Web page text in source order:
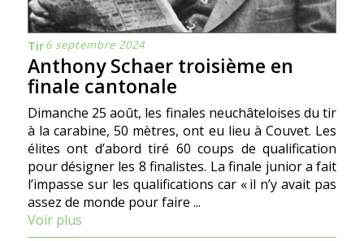
Tir6 septembre 2024
Anthony Schaer troisième en
finale cantonale
Dimanche 25 août, les finales neuchâteloises du tir
à la carabine, 50 mètres, ont eu lieu à Couvet. Les
élites ont d’abord tiré 60 coups de qualification
pour désigner les 8 finalistes. La finale junior a fait
l’impasse sur les qualifications car « il n’y avait pas
assez de monde pour faire ...
Voir plus